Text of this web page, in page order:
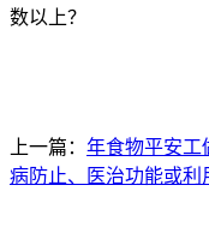
数以上？
上一篇： 年食物平安工
病防止、医治功能或利